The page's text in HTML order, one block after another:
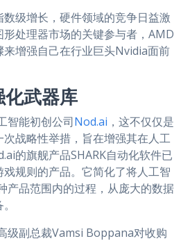
m p e
r
级增长，硬件领域的竞争日益激
处理器市场的关键参与者，AMD
来增强自己在行业巨头Nvidia面前
武器库
智能初创公司Nod.ai ，这不仅仅是
战略性举措，旨在增强其在人工
的旗舰产品SHARK自动化软件已
规则的产品。它简化了将人工智
产品范围内的过程，从庞大的数据
级副总裁Vamsi Boppana对收购